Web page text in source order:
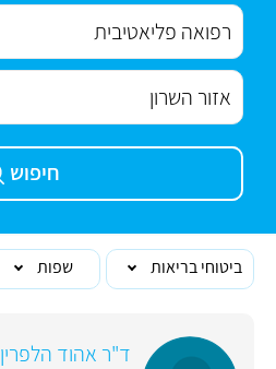
חיפוש
ביטוחי בריאות שפות
ד"ר אהוד הלפרין